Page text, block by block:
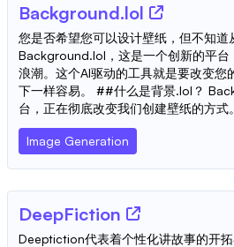
Background.lol
您是否希望您可以设计壁纸，但不知道
Background.lol，这是一个创新的平台
浪潮。这个AI驱动的工具就是要改变您
下一样容易。 ##什么是背景.lol？
台，正在彻底改变我们创建壁纸的方式
Image Generation
DeepFiction
Deeptiction代表着个性化讲故事的开